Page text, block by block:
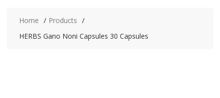
Home
Products
HERBS Gano Noni Capsules 30 Capsules